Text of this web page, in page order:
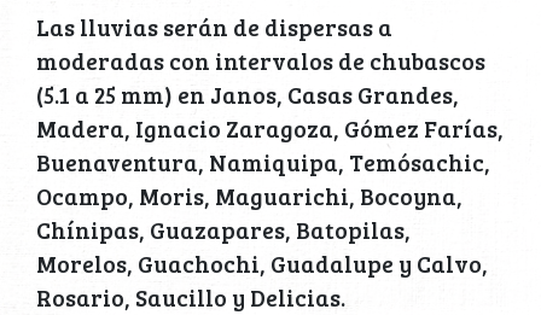
Las lluvias serán de dispersas a
moderadas con intervalos de chubascos
(5.1 a 25 mm) en Janos, Casas Grandes,
Madera, Ignacio Zaragoza, Gómez Farías,
Buenaventura, Namiquipa, Temósachic,
Ocampo, Moris, Maguarichi, Bocoyna,
Chínipas, Guazapares, Batopilas,
Morelos, Guachochi, Guadalupe y Calvo,
Rosario, Saucillo y Delicias.